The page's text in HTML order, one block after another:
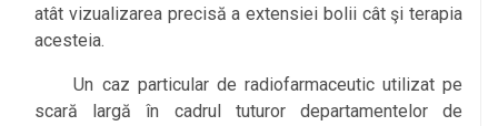
atât vizualizarea precisă a extensiei bolii cât şi terapia
acesteia.
Un caz particular de radiofarmaceutic utilizat pe
scară largă în cadrul tuturor departamentelor de